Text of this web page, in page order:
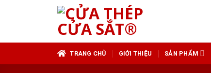
TRANG CHỦ GIỚI THIỆU SẢN PHẨM